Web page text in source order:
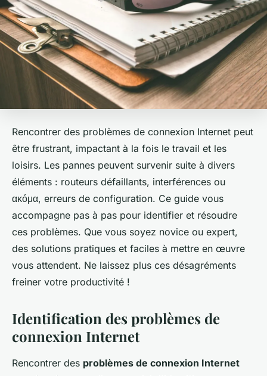
Rencontrer des problèmes de connexion Internet peut
être frustrant, impactant à la fois le travail et les
loisirs. Les pannes peuvent survenir suite à divers
éléments : routeurs défaillants, interférences ou
ακόμα, erreurs de configuration. Ce guide vous
accompagne pas à pas pour identifier et résoudre
ces problèmes. Que vous soyez novice ou expert,
des solutions pratiques et faciles à mettre en œuvre
vous attendent. Ne laissez plus ces désagréments
freiner votre productivité !
Identification des problèmes de
connexion Internet
Rencontrer des problèmes de connexion Internet